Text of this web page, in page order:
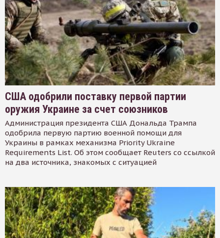
США одобрили поставку первой партии
оружия Украине за счет союзников
Администрация президента США Дональда Трампа
одобрила первую партию военной помощи для
Украины в рамках механизма Priority Ukraine
Requirements List. Об этом сообщает Reuters со ссылкой
на два источника, знакомых с ситуацией